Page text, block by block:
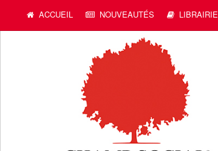
ACCUEIL NOUVEAUTÉS LIBRAIRIE